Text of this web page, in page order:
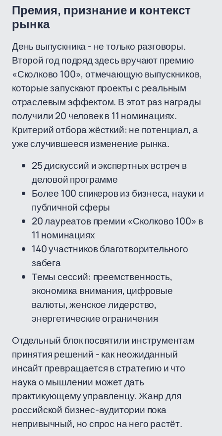
Премия, признание и контекст
рынка
День выпускника - не только разговоры.
Второй год подряд здесь вручают премию
«Сколково 100», отмечающую выпускников,
которые запускают проекты с реальным
отраслевым эффектом. В этот раз награды
получили 20 человек в 11 номинациях.
Критерий отбора жёсткий: не потенциал, а
уже случившееся изменение рынка.
25 дискуссий и экспертных встреч в
деловой программе
Более 100 спикеров из бизнеса, науки и
публичной сферы
20 лауреатов премии «Сколково 100» в
11 номинациях
140 участников благотворительного
забега
Темы сессий: преемственность,
экономика внимания, цифровые
валюты, женское лидерство,
энергетические ограничения
Отдельный блок посвятили инструментам
принятия решений - как неожиданный
инсайт превращается в стратегию и что
наука о мышлении может дать
практикующему управленцу. Жанр для
российской бизнес-аудитории пока
непривычный, но спрос на него растёт.